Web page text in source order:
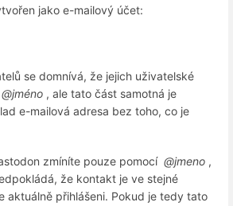
jako e-mailový účet:
se domnívá, že jejich uživatelské
, ale tato část samotná je
e-mailová adresa bez toho, co je
zmíníte pouze pomocí @jmeno ,
že kontakt je ve stejné
aktuálně přihlášeni. Pokud je tedy tato